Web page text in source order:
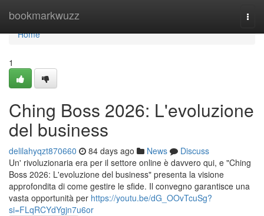
bookmarkwuzz
Home
Home
1
Ching Boss 2026: L'evoluzione
del business
delilahyqzt870660 84 days ago News
Discuss
Un' rivoluzionaria era per il settore online è davvero qui, e "Ching
Boss 2026: L'evoluzione del business" presenta la visione
approfondita di come gestire le sfide. Il convegno garantisce una
vasta opportunità per https://youtu.be/dG_OOvTcuSg?
si=FLqRCYdYgjn7u6or